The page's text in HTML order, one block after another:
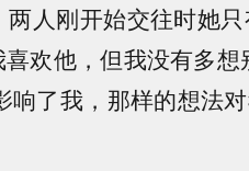
人刚开始交往时她
欢他，但我没有多想
响了我，那样的想法